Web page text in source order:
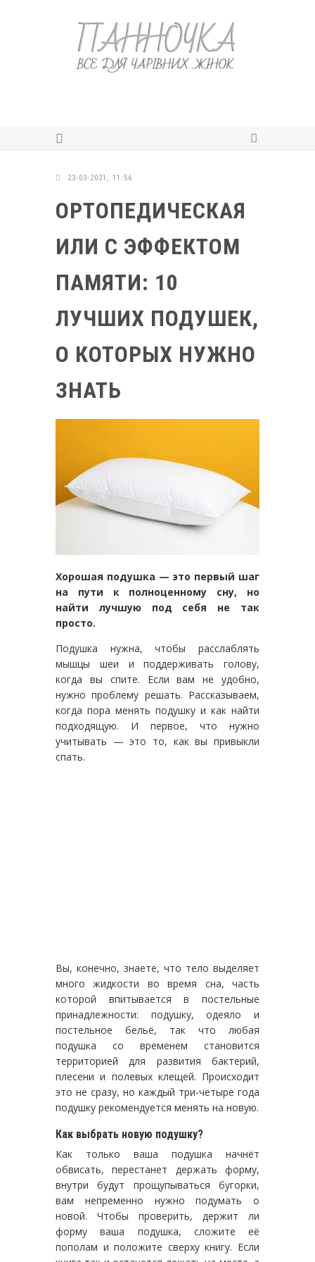
23-03-2021, 11:56
ОРТОПЕДИЧЕСКАЯ
ИЛИ С ЭФФЕКТОМ
ПАМЯТИ: 10
ЛУЧШИХ ПОДУШЕК,
О КОТОРЫХ НУЖНО
ЗНАТЬ
Хорошая подушка — это первый шаг
на пути к полноценному сну, но
найти лучшую под себя не так
просто.
Подушка нужна, чтобы расслаблять
мышцы шеи и поддерживать голову,
когда вы спите. Если вам не удобно,
нужно проблему решать. Рассказываем,
когда пора менять подушку и как найти
подходящую. И первое, что нужно
учитывать — это то, как вы привыкли
спать.
Вы, конечно, знаете, что тело выделяет
много жидкости во время сна, часть
которой впитывается в постельные
принадлежности: подушку, одеяло и
постельное бельё, так что любая
подушка со временем становится
территорией для развития бактерий,
плесени и полевых клещей. Происходит
это не сразу, но каждый три-четыре года
подушку рекомендуется менять на новую.
Как выбрать новую подушку?
Как только ваша подушка начнёт
обвисать, перестанет держать форму,
внутри будут прощупываться бугорки,
вам непременно нужно подумать о
новой. Чтобы проверить, держит ли
форму ваша подушка, сложите её
пополам и положите сверху книгу. Если